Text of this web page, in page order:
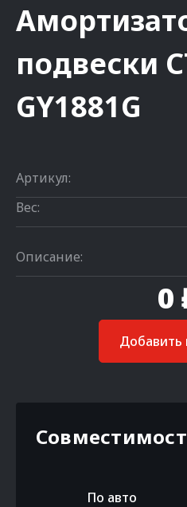
подвески
GY1881G
Артикул:
Вес:
Описание:
0
Добавить
По авто